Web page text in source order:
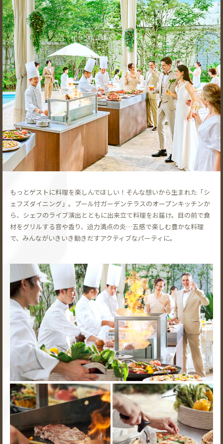
もっとゲストに料理を楽しんでほしい！そんな想いから生まれた「シ
ェフズダイニング」。プール付ガーデンテラスのオープンキッチンか
ら、シェフのライブ演出とともに出来立て料理をお届け。目の前で食
材をグリルする音や香り、迫力満点の炎…五感で楽しむ豊かな料理
で、みんながいきいき動きだすアクティブなパーティに。